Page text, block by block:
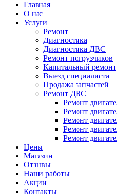
Главная
О нас
Услуги
Ремонт
Диагностика
Диагностика ДВС
Ремонт погрузчиков
Капитальный ремонт
Выезд специалиста
Продажа запчастей
Ремонт ДВС
Ремонт
Ремонт
Ремонт
Ремонт
Ремонт
Цены
Магазин
Отзывы
Наши работы
Акции
Контакты